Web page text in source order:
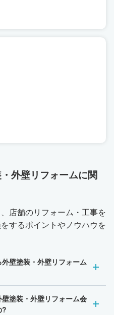
外壁リフォームに関
店舗のリフォーム・工事を
するポイントやノウハウを
壁塗装・外壁リフォーム
塗装・外壁リフォーム会
?